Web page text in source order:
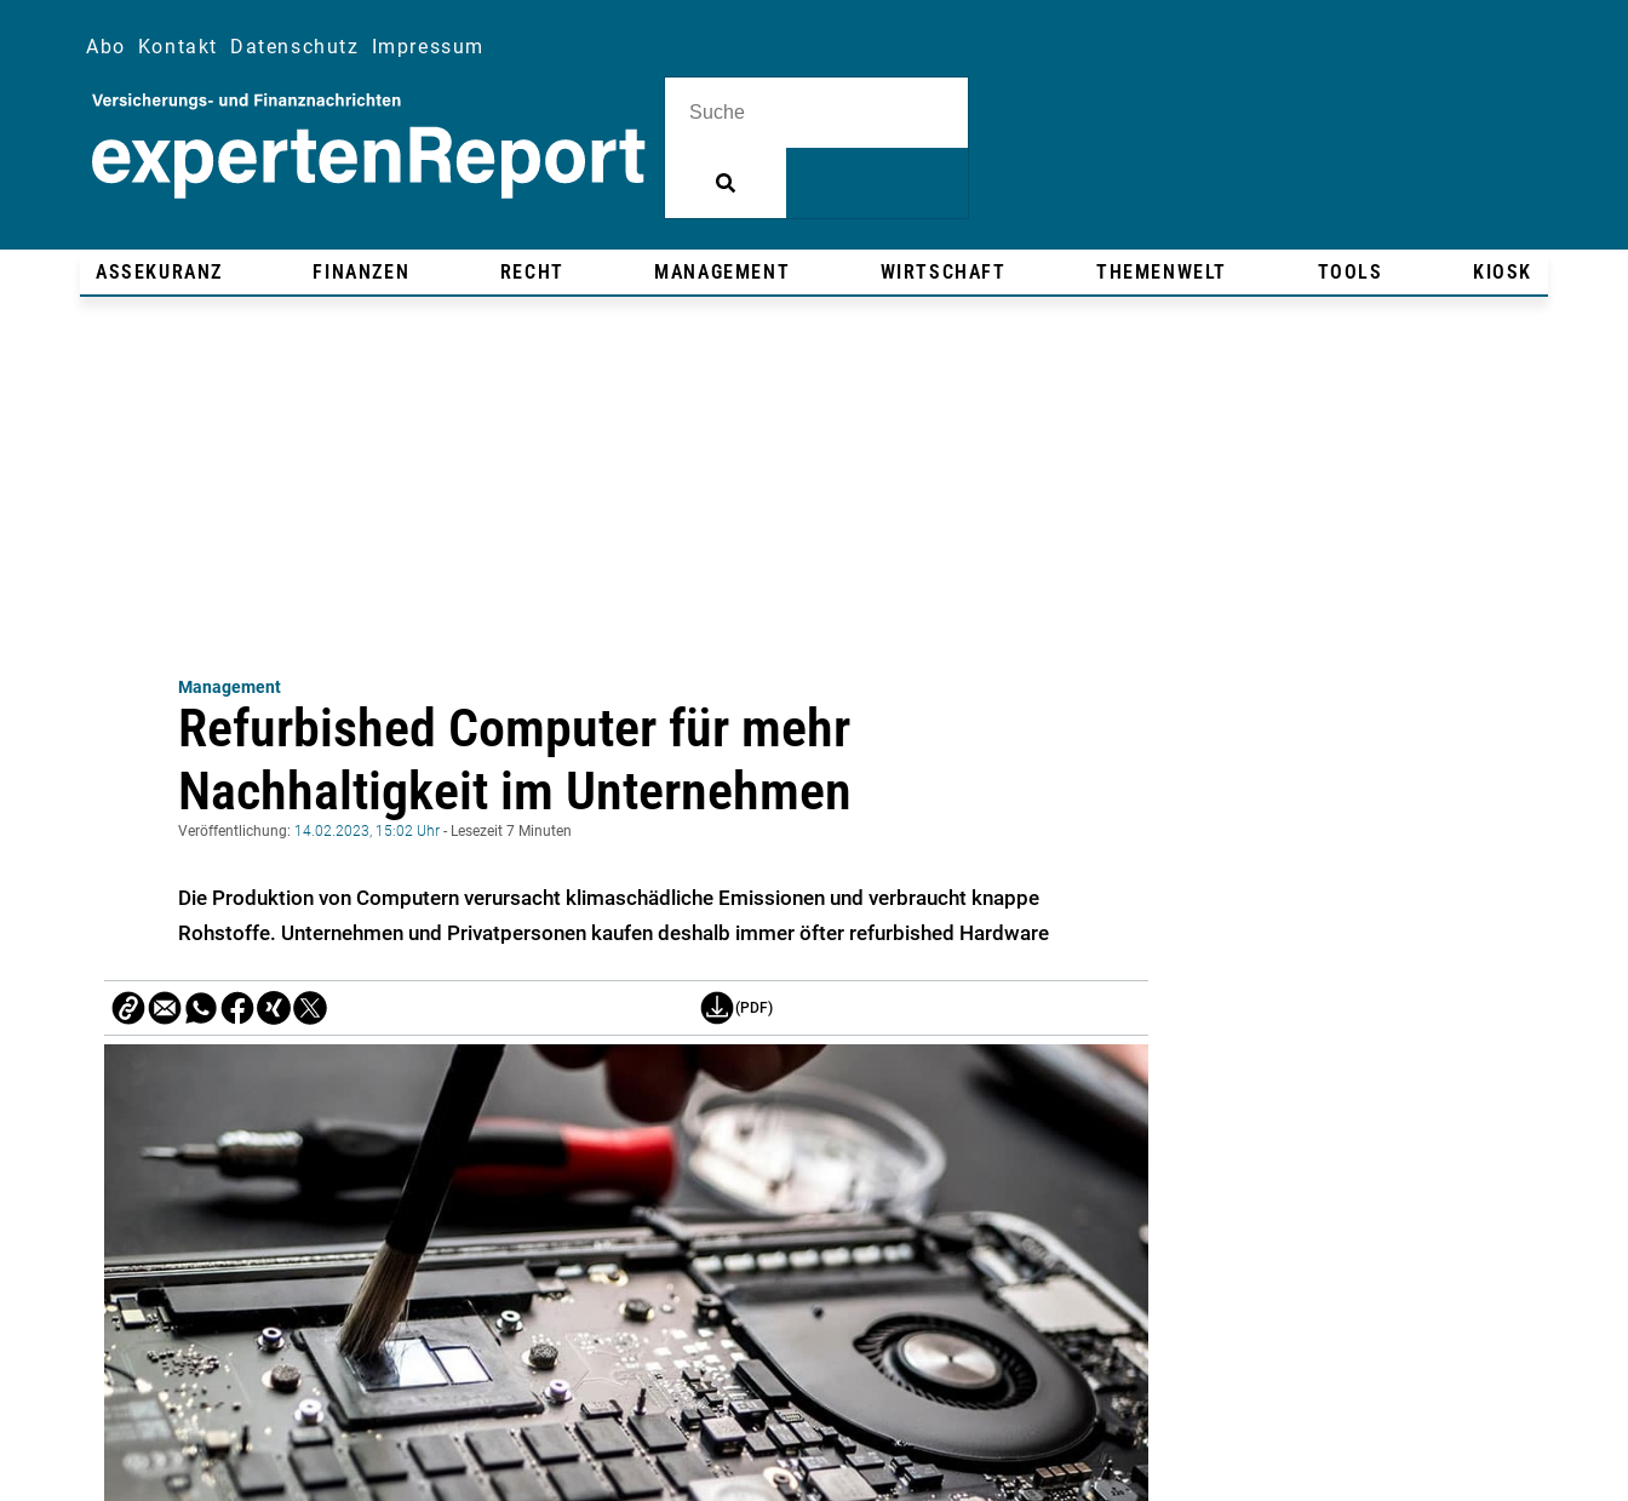
Abo Kontakt Datenschutz Impressum
ASSEKURANZ FINANZEN RECHT MANAGEMENT WIRTSCHAFT THEMENWELT TOOLS KIOSK
Management
Refurbished Computer für mehr
Nachhaltigkeit im Unternehmen
Veröffentlichung: 14.02.2023, 15:02 Uhr - Lesezeit 7 Minuten
Die Produktion von Computern verursacht klimaschädliche Emissionen und verbraucht knappe
Rohstoffe. Unternehmen und Privatpersonen kaufen deshalb immer öfter refurbished Hardware
(PDF)